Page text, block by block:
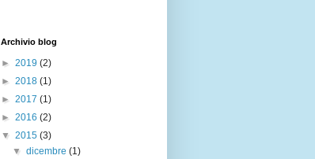
Archivio blog
► 2019 (2)
► 2018 (1)
► 2017 (1)
► 2016 (2)
▼ 2015 (3)
▼dicembre(1)